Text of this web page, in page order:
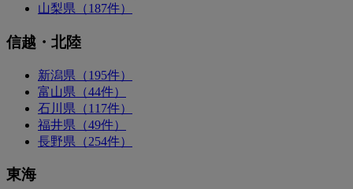
山梨県（187件）
信越・北陸
新潟県（195件）
富山県（44件）
石川県（117件）
福井県（49件）
長野県（254件）
東海